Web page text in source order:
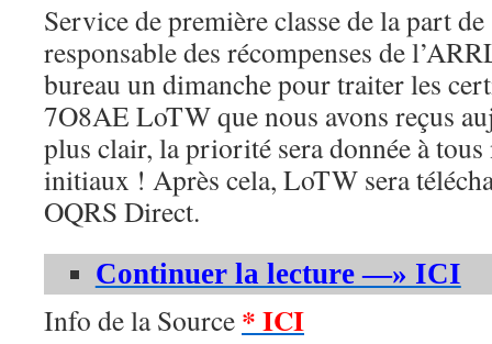
Service de première classe de la part
responsable des récompenses de
bureau un dimanche pour traiter les
7O8AE LoTW que nous avons reçus
plus clair, la priorité sera donnée à
initiaux ! Après cela, LoTW sera
OQRS Direct.
Continuer la lecture —» ICI
Info de la Source * ICI